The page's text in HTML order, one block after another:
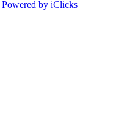
Powered by iClicks